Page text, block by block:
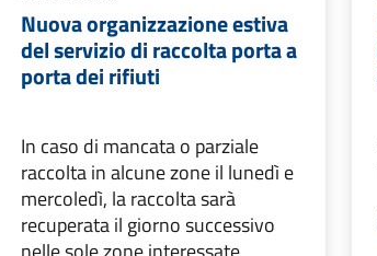
Nuova organizzazione estiva
del servizio di raccolta porta a
porta dei rifiuti
In caso di mancata o parziale
raccolta in alcune zone il lunedì e
mercoledì, la raccolta sarà
recuperata il giorno successivo